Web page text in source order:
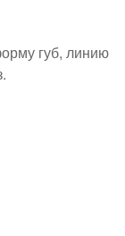
губ, линию